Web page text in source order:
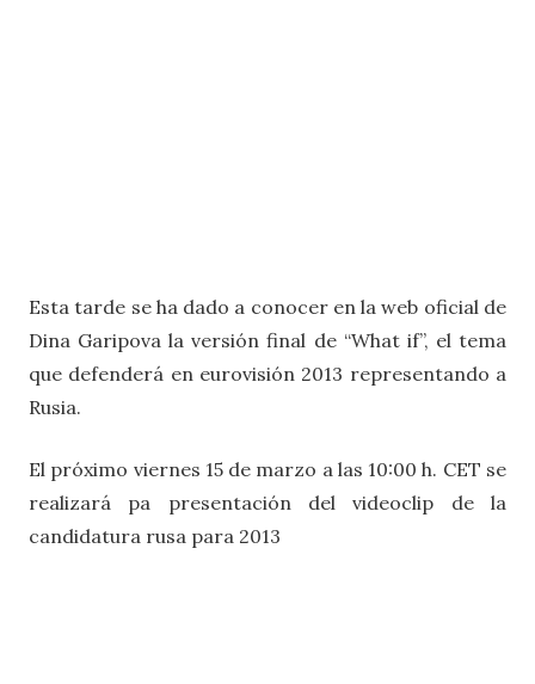
Esta tarde se ha dado a conocer en la web oficial de
Dina Garipova la versión final de “What if”, el tema
que defenderá en eurovisión 2013 representando a
Rusia.
El próximo viernes 15 de marzo a las 10:00 h. CET se
realizará pa presentación del videoclip de la
candidatura rusa para 2013